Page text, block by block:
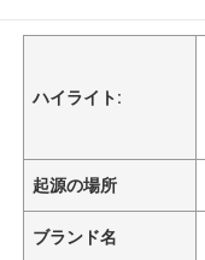
ハイライト:
起源の場所
ブランド名